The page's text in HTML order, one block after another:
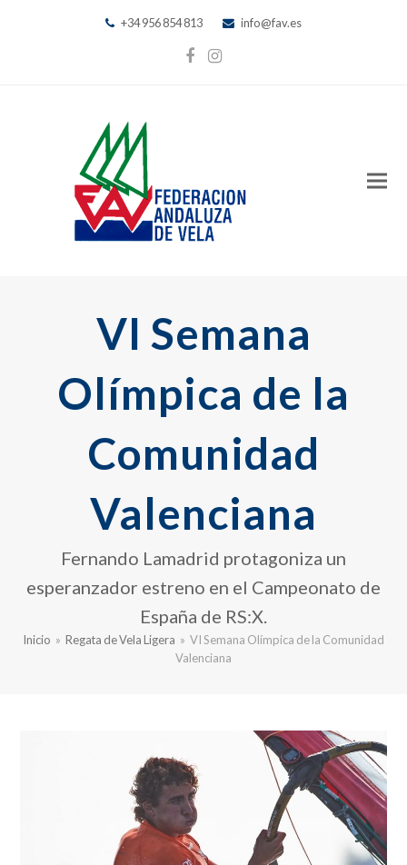
+34 956 854 813 info@fav.es
Facebook
Instagram
VI Semana
Olímpica de la
Comunidad
Valenciana
Fernando Lamadrid protagoniza un
esperanzador estreno en el Campeonato de
España de RS:X.
Inicio » Regata de Vela Ligera » VI Semana Olímpica de la Comunidad
Valenciana